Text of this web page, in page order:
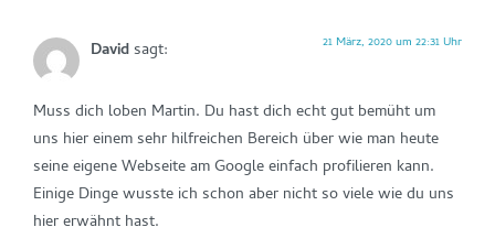
Davidsagt: 21 März, 2020 um 22:31 Uhr
Muss dich loben Martin. Du hast dich echt gut bemüht um
uns hier einem sehr hilfreichen Bereich über wie man heute
seine eigene Webseite am Google einfach profilieren kann.
Einige Dinge wusste ich schon aber nicht so viele wie du uns
hier erwähnt hast.